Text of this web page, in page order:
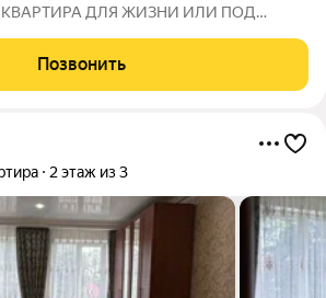
Балтийска, ул. Московская, д.4
ул. Литке,
Позвонить
2 этаж из 3